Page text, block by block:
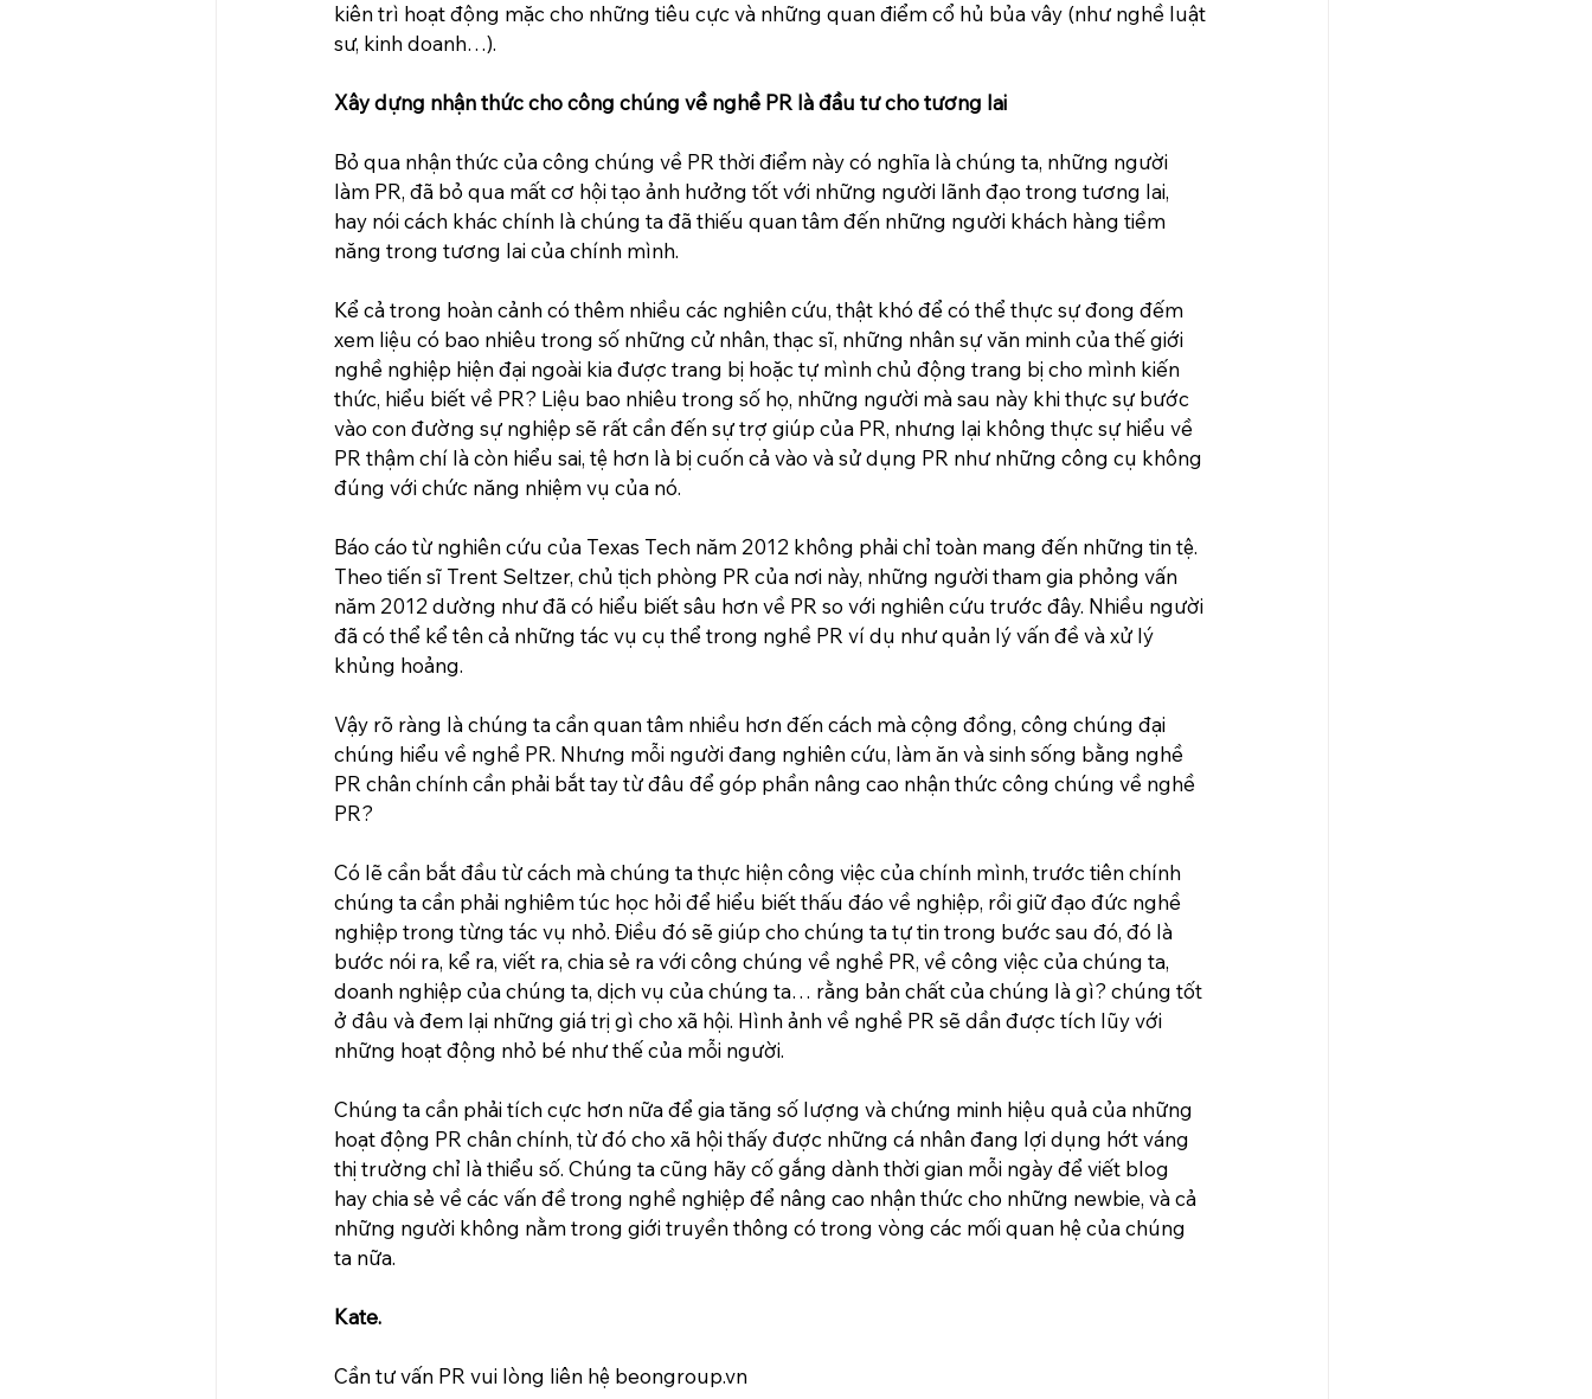
kiên trì hoạt động mặc cho những tiêu cực và những quan điểm cổ hủ bủa vây (như nghề luật
sư, kinh doanh…).
Xây dựng nhận thức cho công chúng về nghề PR là đầu tư cho tương lai
Bỏ qua nhận thức của công chúng về PR thời điểm này có nghĩa là chúng ta, những người
làm PR, đã bỏ qua mất cơ hội tạo ảnh hưởng tốt với những người lãnh đạo trong tương lai,
hay nói cách khác chính là chúng ta đã thiếu quan tâm đến những người khách hàng tiềm
năng trong tương lai của chính mình.
Kể cả trong hoàn cảnh có thêm nhiều các nghiên cứu, thật khó để có thể thực sự đong đếm
xem liệu có bao nhiêu trong số những cử nhân, thạc sĩ, những nhân sự văn minh của thế giới
nghề nghiệp hiện đại ngoài kia được trang bị hoặc tự mình chủ động trang bị cho mình kiến
thức, hiểu biết về PR? Liệu bao nhiêu trong số họ, những người mà sau này khi thực sự bước
vào con đường sự nghiệp sẽ rất cần đến sự trợ giúp của PR, nhưng lại không thực sự hiểu về
PR thậm chí là còn hiểu sai, tệ hơn là bị cuốn cả vào và sử dụng PR như những công cụ không
đúng với chức năng nhiệm vụ của nó.
Báo cáo từ nghiên cứu của Texas Tech năm 2012 không phải chỉ toàn mang đến những tin tệ.
Theo tiến sĩ Trent Seltzer, chủ tịch phòng PR của nơi này, những người tham gia phỏng vấn
năm 2012 dường như đã có hiểu biết sâu hơn về PR so với nghiên cứu trước đây. Nhiều người
đã có thể kể tên cả những tác vụ cụ thể trong nghề PR ví dụ như quản lý vấn đề và xử lý
khủng hoảng.
Vậy rõ ràng là chúng ta cần quan tâm nhiều hơn đến cách mà cộng đồng, công chúng đại
chúng hiểu về nghề PR. Nhưng mỗi người đang nghiên cứu, làm ăn và sinh sống bằng nghề
PR chân chính cần phải bắt tay từ đâu để góp phần nâng cao nhận thức công chúng về nghề
PR?
Có lẽ cần bắt đầu từ cách mà chúng ta thực hiện công việc của chính mình, trước tiên chính
chúng ta cần phải nghiêm túc học hỏi để hiểu biết thấu đáo về nghiệp, rồi giữ đạo đức nghề
nghiệp trong từng tác vụ nhỏ. Điều đó sẽ giúp cho chúng ta tự tin trong bước sau đó, đó là
bước nói ra, kể ra, viết ra, chia sẻ ra với công chúng về nghề PR, về công việc của chúng ta,
doanh nghiệp của chúng ta, dịch vụ của chúng ta… rằng bản chất của chúng là gì? chúng tốt
ở đâu và đem lại những giá trị gì cho xã hội. Hình ảnh về nghề PR sẽ dần được tích lũy với
những hoạt động nhỏ bé như thế của mỗi người.
Chúng ta cần phải tích cực hơn nữa để gia tăng số lượng và chứng minh hiệu quả của những
hoạt động PR chân chính, từ đó cho xã hội thấy được những cá nhân đang lợi dụng hớt váng
thị trường chỉ là thiểu số. Chúng ta cũng hãy cố gắng dành thời gian mỗi ngày để viết blog
hay chia sẻ về các vấn đề trong nghề nghiệp để nâng cao nhận thức cho những newbie, và cả
những người không nằm trong giới truyền thông có trong vòng các mối quan hệ của chúng
ta nữa.
Kate.
Cần tư vấn PR vui lòng liên hệ beongroup.vn